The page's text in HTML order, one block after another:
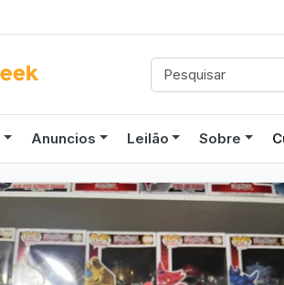
Anuncios Leilão Sobre